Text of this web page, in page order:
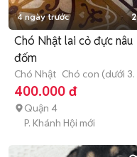
4 ngày trước 2
Chó Nhật lai cỏ đực nâu
đốm
Chó Nhật Chó con (dưới 3
tháng tuổi)
400.000 đ
Quận 4
P. Khánh Hội mới